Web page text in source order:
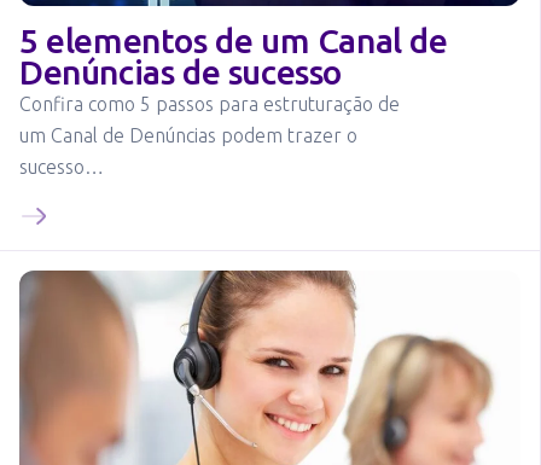
5 elementos de um Canal de
Denúncias de sucesso
Confira como 5 passos para estruturação de
um Canal de Denúncias podem trazer o
sucesso…